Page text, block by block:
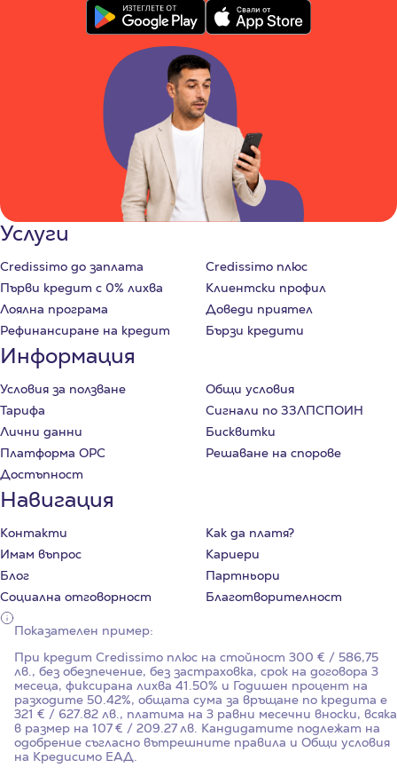
Услуги
Credissimo до заплата
Credissimo плюс
Първи кредит с 0% лихва
Клиентски профил
Лоялна програма
Доведи приятел
Рефинансиране на кредит
Бързи кредити
Информация
Условия за ползване
Общи условия
Тарифа
Сигнали по ЗЗЛПСПОИН
Лични данни
Бисквитки
Платформа ОРС
Решаване на спорове
Достъпност
Навигация
Контакти
Как да платя?
Имам въпрос
Кариери
Блог
Партньори
Социална отговорност
Благотворителност
Показателен пример:
При кредит Credissimo плюс на стойност 300 € / 586,75
лв., без обезпечение, без застраховка, срок на договора 3
месеца, фиксирана лихва 41.50% и Годишен процент на
разходите 50.42%, общата сума за връщане по кредита е
321 € / 627.82 лв., платима на 3 равни месечни вноски, всяка
в размер на 107 € / 209.27 лв. Кандидатите подлежат на
одобрение съгласно вътрешните правила и Общи условия
на Кредисимо ЕАД.